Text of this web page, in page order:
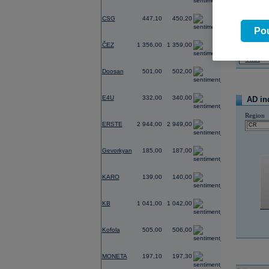
CSG 447,10 450,20
ČEZ 1 356,00 1 359,00
Doosan 501,00 502,00
1,01
E4U 332,00 340,00
ERSTE 2 944,00 2 949,00
Gevorkyan 185,00 187,00
KARO 139,00 140,00
KB 1 041,00 1 042,00
Kofola 505,00 506,00
MONETA 197,10 197,30
Název
AD
Region